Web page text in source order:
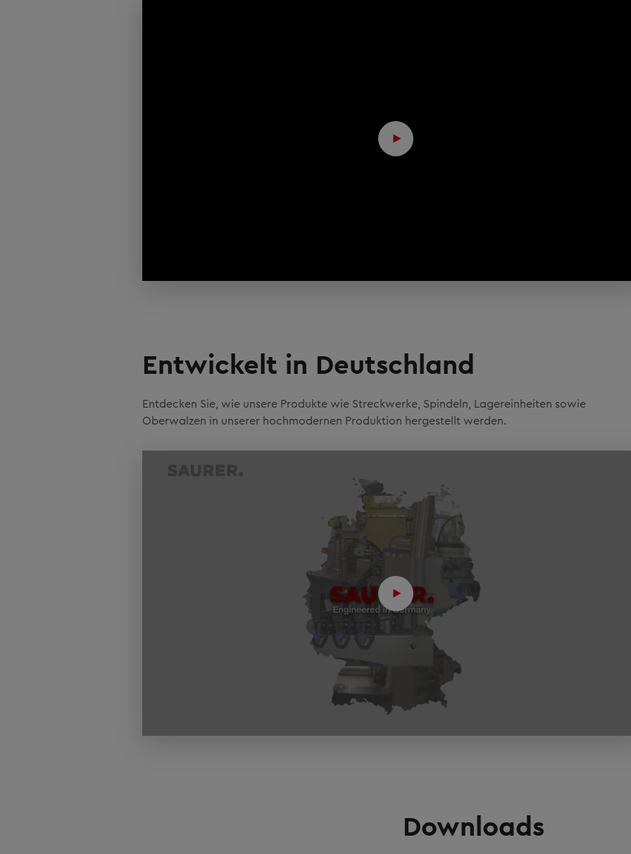
Entwickelt in Deutschland
Entdecken Sie, wie unsere Produkte wie Streckwerke, Spindeln, Lagereinheiten sowie
Oberwalzen in unserer hochmodernen Produktion hergestellt werden.
Downloads